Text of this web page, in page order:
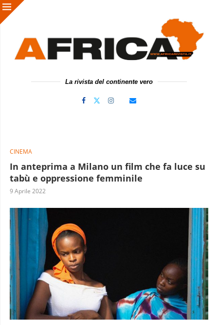
La rivista del continente vero
CINEMA
In anteprima a Milano un film che fa luce su
tabù e oppressione femminile
9 Aprile 2022